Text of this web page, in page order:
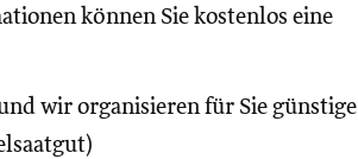
können Sie kostenlos eine
wir organisieren für Sie günstige